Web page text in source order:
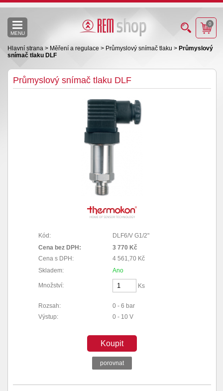
MENU
0
Hlavní strana > Měření a regulace > Průmyslový snímač tlaku > Průmyslový
snímač tlaku DLF
Průmyslový snímač tlaku DLF
Kód:
DLF6/V G1/2"
Cena bez DPH:
3 770 Kč
Cena s DPH:
4 561,70 Kč
Skladem:
Ano
Množství: Ks
Rozsah:
0 - 6 bar
Výstup:
0 - 10 V
Koupit
porovnat